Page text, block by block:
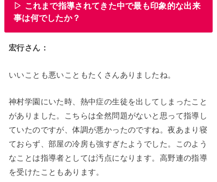
▷ これまで指導されてきた中で最も印象的な出来
事は何でしたか？
宏行さん：
いいことも悪いこともたくさんありましたね。
神村学園にいた時、熱中症の生徒を出してしまったこと
がありました。こちらは全然問題がないと思って指導し
ていたのですが、体調が悪かったのですね。夜あまり寝
ておらず、部屋の冷房も強すぎたようでした。このよう
なことは指導者としては汚点になります。高野連の指導
を受けたこともあります。